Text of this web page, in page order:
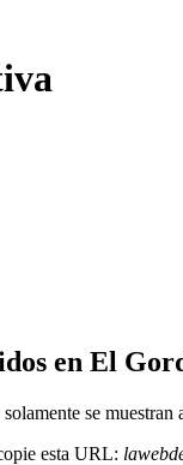
en El
solamente se muestran
esta URL: